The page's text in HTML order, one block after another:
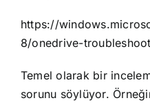
https://
8/onedrive-
Temel olarak bir
sorunu söylüyor.